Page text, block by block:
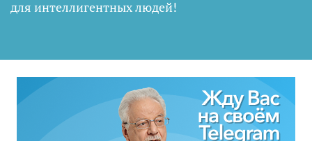
для интеллигентных людей!